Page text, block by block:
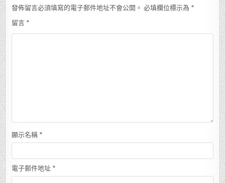
發佈留言必須填寫的電子郵件地址不會公開。 必填欄位標示為 *
留言 *
顯示名稱 *
電子郵件地址 *